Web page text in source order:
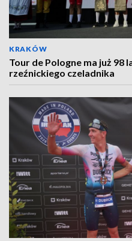
KRAKÓW
Tour de Pologne ma już 98
rzeźnickiego czeladnika